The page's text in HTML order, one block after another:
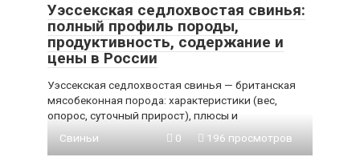
Уэссекская седлохвостая свинья:
полный профиль породы,
продуктивность, содержание и
цены в России
Уэссекская седлохвостая свинья — британская
мясобеконная порода: характеристики (вес,
опорос, суточный прирост), плюсы и
Свиньи
0 196 просмотров